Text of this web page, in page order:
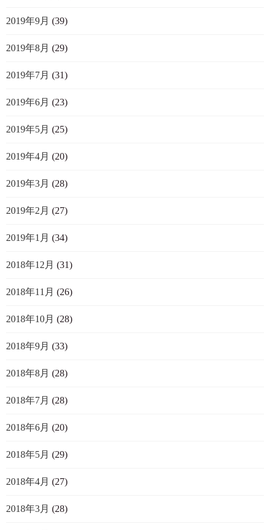
2019年9月 (39)
2019年8月 (29)
2019年7月 (31)
2019年6月 (23)
2019年5月 (25)
2019年4月 (20)
2019年3月 (28)
2019年2月 (27)
2019年1月 (34)
2018年12月 (31)
2018年11月 (26)
2018年10月 (28)
2018年9月 (33)
2018年8月 (28)
2018年7月 (28)
2018年6月 (20)
2018年5月 (29)
2018年4月 (27)
2018年3月 (28)